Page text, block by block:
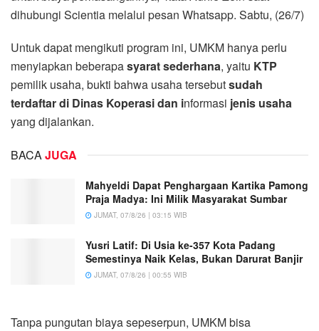
dihubungi Scientia melalui pesan Whatsapp. Sabtu, (26/7)
Untuk dapat mengikuti program ini, UMKM hanya perlu
menyiapkan beberapasyarat sederhana, yaitu KTP
pemilik usaha, bukti bahwa usaha tersebutsudah
terdaftar di Dinas Koperasi dan informasi jenis usaha
yang dijalankan.
BACAJUGA
Mahyeldi Dapat Penghargaan Kartika Pamong
Praja Madya: Ini Milik Masyarakat Sumbar
JUMAT, 07/8/26 | 03:15 WIB
Yusri Latif: Di Usia ke-357 Kota Padang
Semestinya Naik Kelas, Bukan Darurat Banjir
JUMAT, 07/8/26 | 00:55 WIB
Tanpa pungutan biaya sepeserpun, UMKM bisa